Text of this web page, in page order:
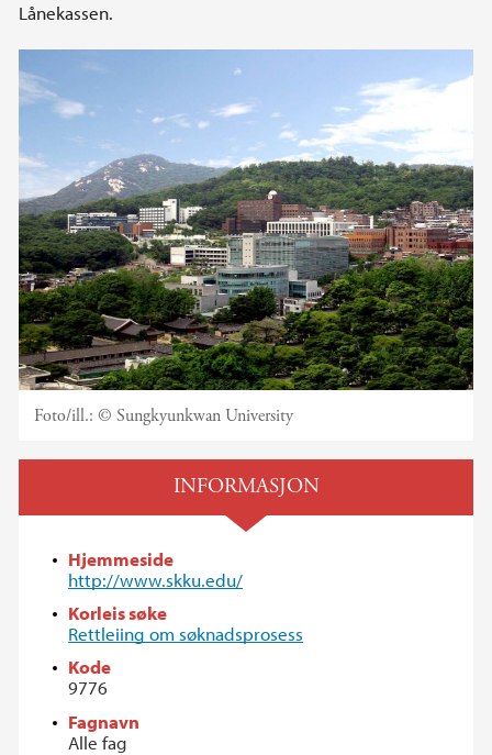
Lånekassen.
Foto/ill.: © Sungkyunkwan University
INFORMASJON
Hjemmeside
http://www.skku.edu/
Korleis søke
Rettleiing om søknadsprosess
Kode
9776
Fagnavn
Alle fag